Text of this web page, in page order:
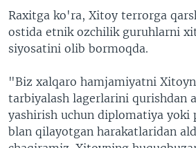
Raxitga ko'ra, Xitoy terrorga
ostida etnik ozchilik guruhlarni
siyosatini olib bormoqda.
"Biz xalqaro hamjamiyatni
tarbiyalash lagerlarini qurishdan
yashirish uchun diplomatiya yoki
blan qilayotgan harakatlaridan